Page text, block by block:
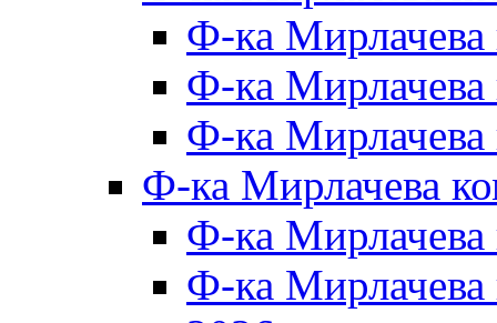
Ф-ка
Ф-ка Мирлачева
Ф-ка Мирлачева
Ф-ка Мирлачева
Ф-ка
Ф-ка